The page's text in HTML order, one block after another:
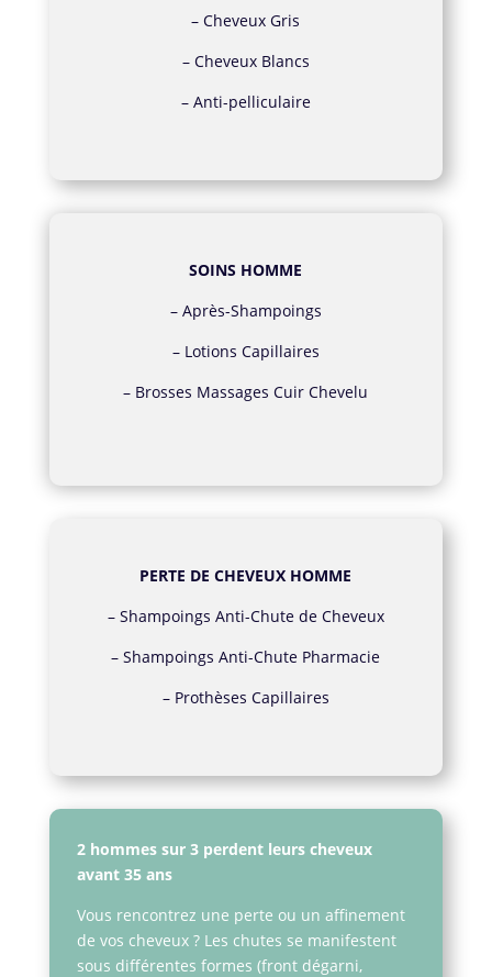
–Cheveux Gris
– Cheveux Blancs
– Anti-pelliculaire
SOINS HOMME
– Après-Shampoings
– Lotions Capillaires
– Brosses Massages Cuir Chevelu
PERTE DE CHEVEUX HOMME
– Shampoings Anti-Chute de Cheveux
–Shampoings Anti-Chute Pharmacie
– Prothèses Capillaires
2 hommes sur 3 perdent leurs cheveux
avant 35 ans
Vous rencontrez une perte ou un affinement
de vos cheveux ? Les chutes se manifestent
sous différentes formes (front dégarni,